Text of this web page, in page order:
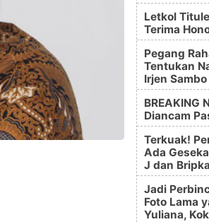
Letkol
Terima
Pegang
Tentukan
Irjen
BREAKING
Diancam
Terkuak!
Ada
J dan
Jadi
Foto Lama
Yuliana,